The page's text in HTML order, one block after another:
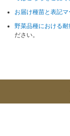
お届け種苗と表記
野菜品種における
ださい。